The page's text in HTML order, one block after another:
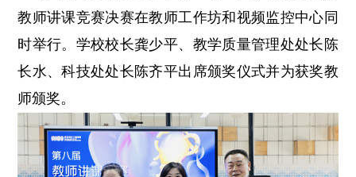
教师讲课竞赛决赛在教师工作坊和视频监控中心同
时举行。学校校长龚少平、教学质量管理处处长陈
长水、科技处处长陈齐平出席颁奖仪式并为获奖教
师颁奖。